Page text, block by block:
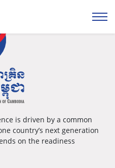
is driven by a common
country’s next generation
on the readiness